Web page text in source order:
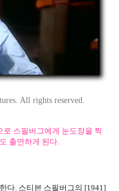
All rights reserved.
로 스필버그에게 눈도장을 찍
출연하게 된다.
다. 스티븐 스필버그의 [1941]